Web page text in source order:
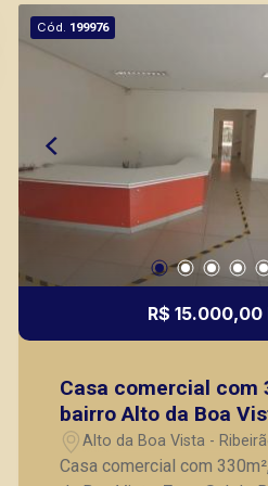
imóvel entre em contato
Imóveis, a sua imobiliária
Cód. 199976
R$ 15.000,00
Casa comercial com
bairro Alto da Boa
Sul de Ribeirão Preto/
Alto da Boa Vista -
Casa comercial com